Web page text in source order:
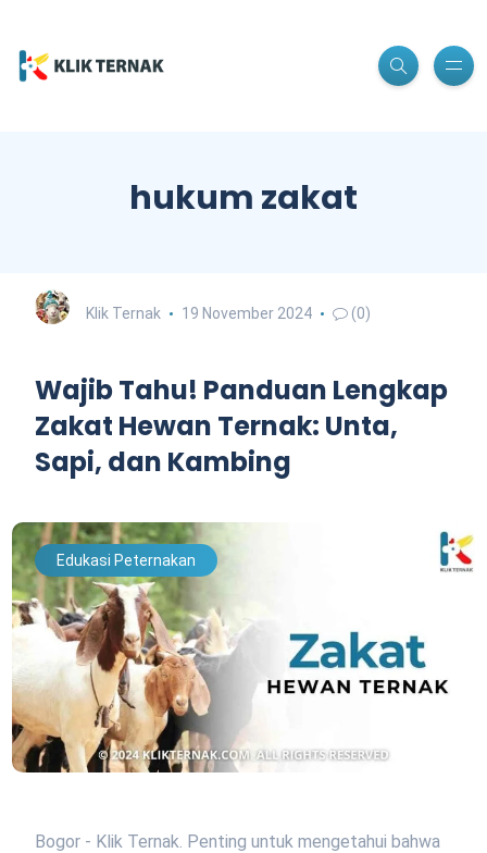
hukum zakat
Klik Ternak 19 November 2024 (0)
Wajib Tahu! Panduan Lengkap
Zakat Hewan Ternak: Unta,
Sapi, dan Kambing
Edukasi Peternakan
Bogor - Klik Ternak. Penting untuk mengetahui bahwa